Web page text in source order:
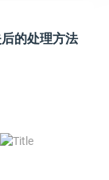
的处理方法